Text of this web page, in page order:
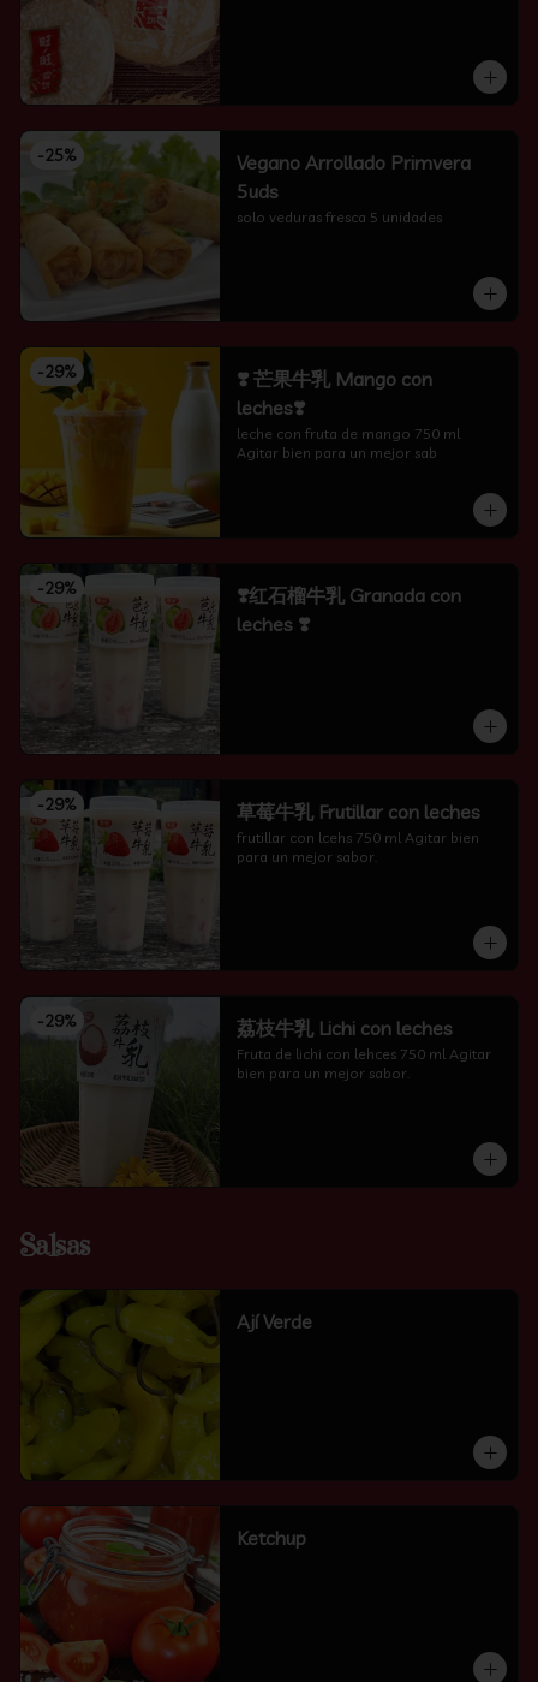
-25%
Vegano Arrollado Primvera
5uds
solo veduras fresca 5 unidades
-29%
❣️ 芒果牛乳 Mango con
leches❣️
leche con fruta de mango 750 ml
Agitar bien para un mejor sab
-29%
❣️红石榴牛乳 Granada con
leches ❣️
-29% 草莓牛乳 Frutillar con leches
frutillar con lcehs 750 ml Agitar bien
para un mejor sabor.
-29% 荔枝牛乳 Lichi con leches
Fruta de lichi con lehces 750 ml Agitar
bien para un mejor sabor.
Salsas
Ají Verde
Ketchup